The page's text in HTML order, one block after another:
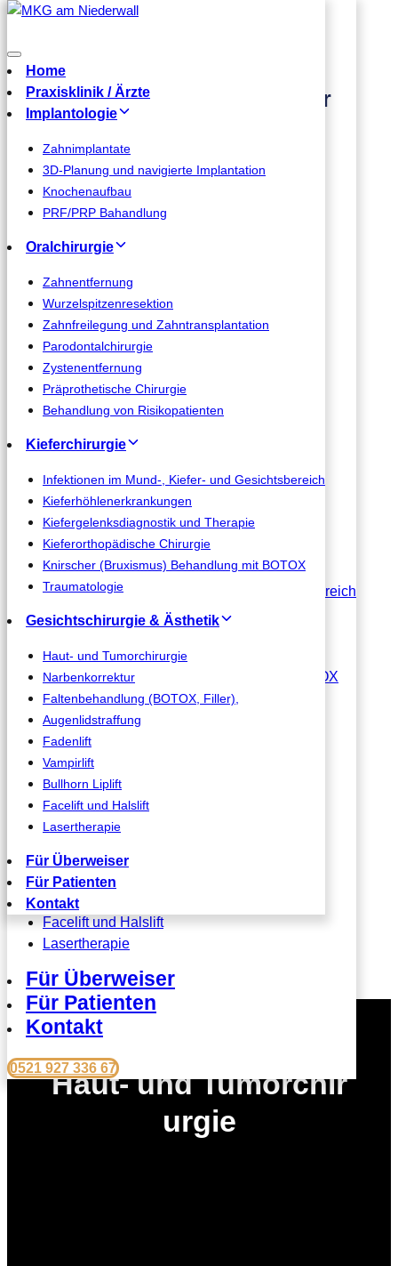
Skip links
Skip to content
Mo-Do 08-18 Uhr | Fr 08-16 Uhr
Home
Praxisklinik / Ärzte
Implantologie
Zahnimplantate
Knochenaufbau
PRF/PRP Bahandlung
Oralchirurgie
Zahnentfernung
Wurzelspitzenresektion
Parodontalchirurgie
Zystenentfernung
Präprothetische Chirurgie
Behandlung von Risikopatienten
Kieferchirurgie
Infektionen im Mund-, Kiefer- und Gesichtsbereich
Kieferhöhlenerkrankungen
Kieferorthopädische Chirurgie
Knirscher (Bruxismus) Behandlung mit BOTOX
Traumatologie
Gesichtschirurgie & Ästhetik
Haut- und Tumorchirurgie
Narbenkorrektur
Faltenbehandlung (BOTOX, Filler),
Augenlidstraffung
Fadenlift
Vampirlift
Bullhorn Liplift
Facelift und Halslift
Lasertherapie
Für Überweiser
Für Patienten
Kontakt
0521 927 336 67
Home
Praxisklinik / Ärzte
Implantologie
Zahnimplantate
3D-Planung und navigierte Implantation
Knochenaufbau
PRF/PRP Bahandlung
Oralchirurgie
Zahnentfernung
Wurzelspitzenresektion
Zahnfreilegung und Zahntransplantation
Parodontalchirurgie
Zystenentfernung
Präprothetische Chirurgie
Behandlung von Risikopatienten
Kieferchirurgie
Infektionen im Mund-, Kiefer- und Gesichtsbereich
Kieferhöhlenerkrankungen
Kiefergelenksdiagnostik und Therapie
Kieferorthopädische Chirurgie
Knirscher (Bruxismus) Behandlung mit BOTOX
Traumatologie
Gesichtschirurgie & Ästhetik
Haut- und Tumorchirurgie
Narbenkorrektur
Faltenbehandlung (BOTOX, Filler),
Augenlidstraffung
Fadenlift
Vampirlift
Bullhorn Liplift
Facelift und Halslift
Lasertherapie
Für Überweiser
Für Patienten
Kontakt
Haut- und Tumorchir
urgie